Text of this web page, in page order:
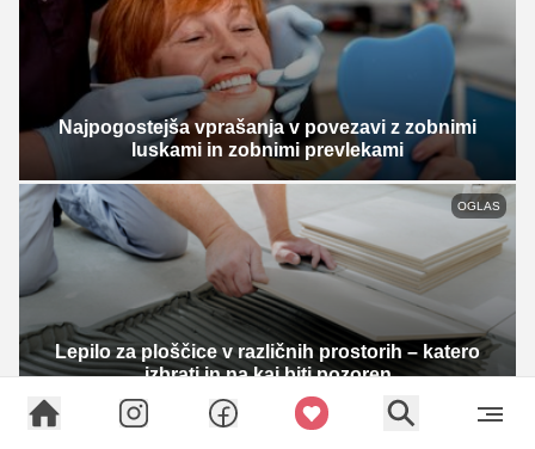
Najpogostejša vprašanja v povezavi z zobnimi
luskami in zobnimi prevlekami
OGLAS
Lepilo za ploščice v različnih prostorih – katero
izbrati in na kaj biti pozoren